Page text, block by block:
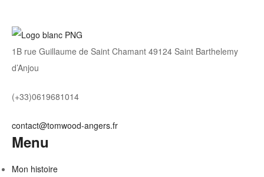
1B rue Guillaume de Saint Chamant 49124 Saint Barthelemy
d’Anjou
(+33)0619681014
contact@tomwood-angers.fr
Menu
Mon histoire